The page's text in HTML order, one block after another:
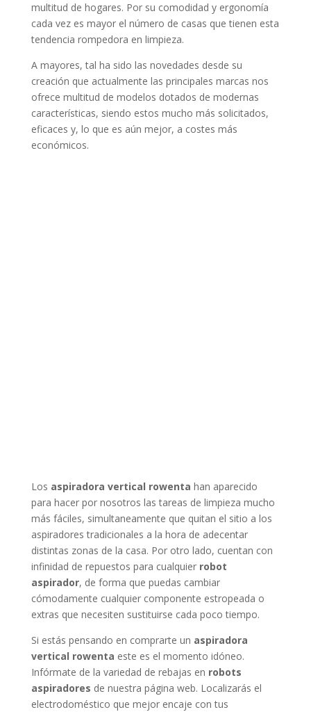
multitud de hogares. Por su comodidad y ergonomía
cada vez es mayor el número de casas que tienen esta
tendencia rompedora en limpieza.
A mayores, tal ha sido las novedades desde su
creación que actualmente las principales marcas nos
ofrece multitud de modelos dotados de modernas
características, siendo estos mucho más solicitados,
eficaces y, lo que es aún mejor, a costes más
económicos.
Los aspiradora vertical rowenta han aparecido
para hacer por nosotros las tareas de limpieza mucho
más fáciles, simultaneamente que quitan el sitio a los
aspiradores tradicionales a la hora de adecentar
distintas zonas de la casa. Por otro lado, cuentan con
infinidad de repuestos para cualquier robot
aspirador, de forma que puedas cambiar
cómodamente cualquier componente estropeada o
extras que necesiten sustituirse cada poco tiempo.
Si estás pensando en comprarte un aspiradora
vertical rowenta este es el momento idóneo.
Infórmate de la variedad de rebajas en robots
aspiradores de nuestra página web. Localizarás el
electrodoméstico que mejor encaje con tus